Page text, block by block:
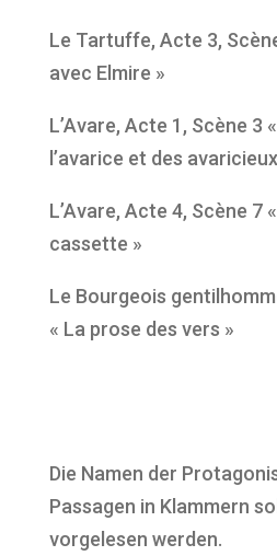
Le Tartuffe, Acte 3,
avec Elmire »
L’Avare, Acte 1, Scène 3
l’avarice et des
L’Avare, Acte 4, Scène 7
cassette »
Le Bourgeois
« La prose des vers »
Die Namen der
Passagen in Klammern
vorgelesen werden.